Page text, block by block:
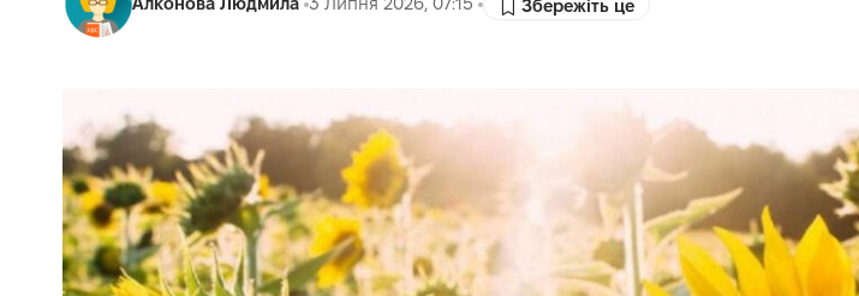
Алконова Людмила 3 Липня 2026, 07:15